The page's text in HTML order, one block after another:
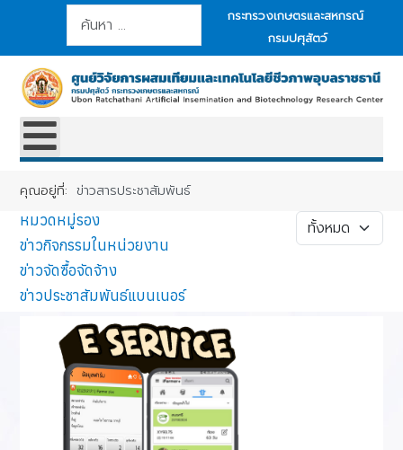
การค้นหา
กระทรวงเกษตรและสหกรณ์
กรมปศุสัตว์
คุณอยู่ที่:ข่าวสารประชาสัมพันธ์
แสดง #
หมวดหมู่รอง
ข่าวกิจกรรมในหน่วยงาน
ข่าวจัดซื้อจัดจ้าง
ข่าวประชาสัมพันธ์แบนเนอร์